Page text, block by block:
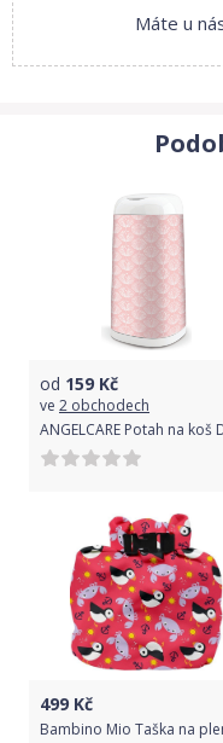
Máte u
od 159 Kč
ve 2 obchodech
499 Kč